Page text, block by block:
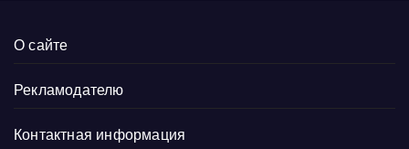
О сайте
Рекламодателю
Контактная информация